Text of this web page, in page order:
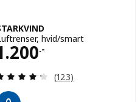
hvid/smart
.-
1200.-
Anmeld: 4.3 ud af
(123)